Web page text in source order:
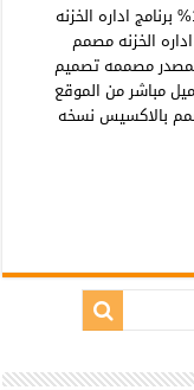
برنامج اداره الخزنه مصمم بالاكسيس مجاني 100% برنامج اداره الخزنه
الخزنه مصمم
المصدر مصممه تصميم
مباشر من الموقع
بالاكسيس نسخه